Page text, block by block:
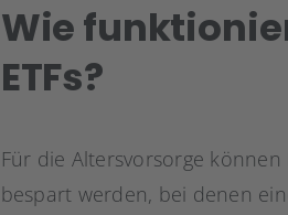
Wie
ETFs?
Für die Altersvorsorge können
bespart werden, bei denen